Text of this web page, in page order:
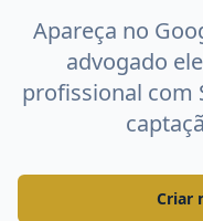
Apareça no
advogado
profissional com
Criar